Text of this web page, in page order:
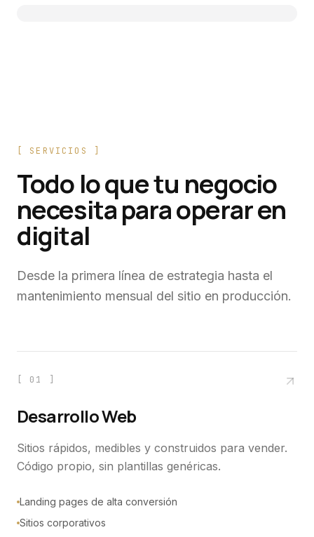
SERVICIOS
Todo lo que tu negocio
necesita para operar en
digital
Desde la primera línea de estrategia hasta el
mantenimiento mensual del sitio en producción.
01
Desarrollo Web
Sitios rápidos, medibles y construidos para vender.
Código propio, sin plantillas genéricas.
Landing pages de alta conversión
Sitios corporativos